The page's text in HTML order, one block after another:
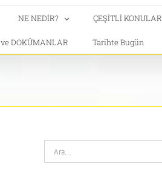
NE NEDİR? ÇEŞİTLİ KONULAR
DOKÜMANLAR Tarihte Bugün
Search
for: